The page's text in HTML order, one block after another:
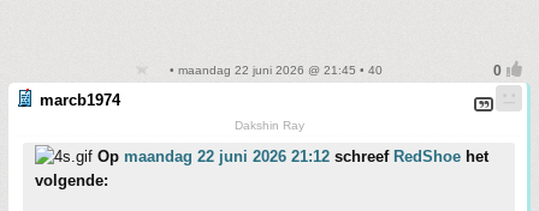
• maandag 22 juni 2026 @ 21:45 • 40
marcb1974
Dakshin Ray
Op maandag 22 juni 2026 21:12 schreef RedShoe het
volgende: